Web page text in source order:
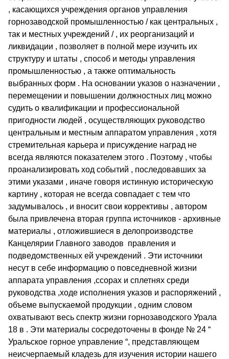
, касающихся учреждения органов управления
горнозаводской промышленностью / как центральных ,
так и местных учреждений / , их реорганизаций и
ликвидации , позволяет в полной мере изучить их
структуру и штаты , способ и методы управления
промышленностью , а также оптимальность
выбранных форм . На основании указов о назначении ,
перемещении и повышении должностных лиц можно
судить о квалификации и профессиональной
пригодности людей , осуществляющих руководство
центральным и местным аппаратом управления , хотя
стремительная карьера и присуждение наград не
всегда являются показателем этого . Поэтому , чтобы
проанализировать ход событий , последовавших за
этими указами , иначе говоря истинную историческую
картину , которая не всегда совпадает с тем что
задумывалось , и вносит свои коррективы , автором
была привлечена вторая группа источников - архивные
материалы , отложившиеся в делопроизводстве
Канцелярии Главного заводов правления и
подведомственных ей учреждений . Эти источники
несут в себе информацию о повседневной жизни
аппарата управления ,ссорах и сплетнях среди
руководства ,ходе исполнения указов и распоряжений ,
объеме выпускаемой продукции , одним словом
охватывают весь спектр жизни горнозаводского Урала
18 в . Эти материалы сосредоточены в фонде № 24 “
Уральское горное управление “, представляющем
неисчерпаемый кладезь для изучения истории нашего